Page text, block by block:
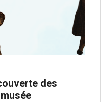
des